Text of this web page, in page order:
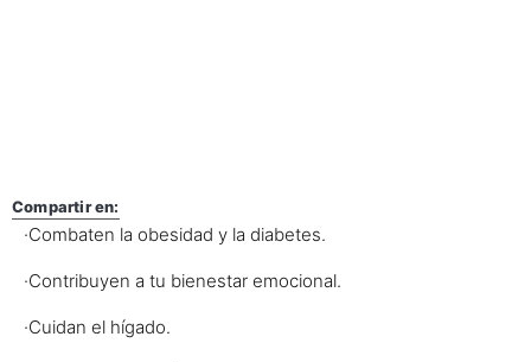
Compartir en:
·Combaten la obesidad y la diabetes.
·Contribuyen a tu bienestar emocional.
·Cuidan el hígado.